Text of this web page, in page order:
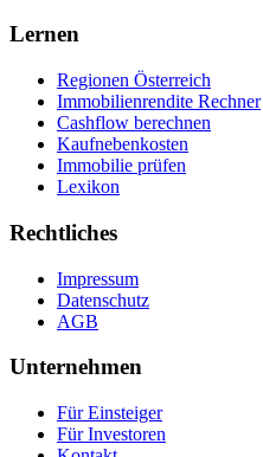
Lernen
Regionen Österreich
Immobilienrendite Rechner
Cashflow berechnen
Kaufnebenkosten
Immobilie prüfen
Lexikon
Rechtliches
Impressum
Datenschutz
AGB
Unternehmen
Für Einsteiger
Für Investoren